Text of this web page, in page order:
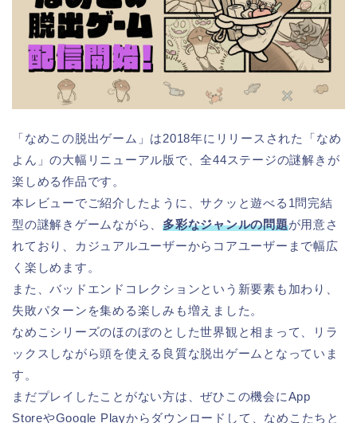
「なめこの脱出ゲーム」は2018年にリリースされた「なめ
よん」の大幅リニューアル版で、全44ステージの謎解きが
楽しめる作品です。
本レビューでご紹介したように、サクッと遊べる1問完結
型の謎解きゲームながら、多彩なジャンルの問題が用意さ
れており、カジュアルユーザーからコアユーザーまで幅広
く楽しめます。
また、バッドエンドコレクションという新要素も加わり、
失敗パターンを集める楽しみも増えました。
なめこシリーズのほのぼのとした世界観と相まって、リラ
ックスしながら頭を使える良質な脱出ゲームとなっていま
す。
まだプレイしたことがない方は、ぜひこの機会にApp
StoreやGoogle Playからダウンロードして、なめこたちと